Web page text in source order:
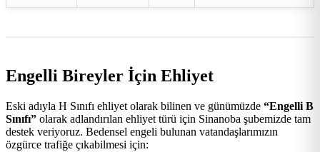
Engelli Bireyler İçin Ehliyet
Eski adıyla H Sınıfı ehliyet olarak bilinen ve günümüzde “Engelli B
Sınıfı” olarak adlandırılan ehliyet türü için Sinanoba şubemizde tam
destek veriyoruz. Bedensel engeli bulunan vatandaşlarımızın
özgürce trafiğe çıkabilmesi için: